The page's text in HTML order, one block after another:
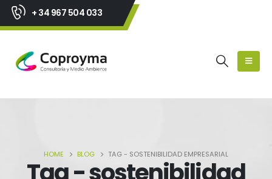
+ 34 967 504 033
HOME BLOG TAG - SOSTENIBILIDAD EMPRESARIAL
Tag - sostenibilidad